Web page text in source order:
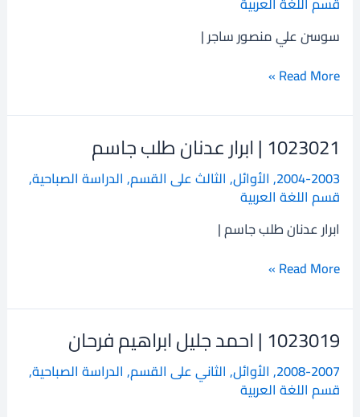
سوسن علي منصور ساجر |
علي
منصور
ساجر
Read More »
1023021 | ابرار عدنان طلب جاسم
2004-2003
, الأوائل, الثالث على القسم, الدراسة الصباحية,
قسم اللغة العربية
ابرار عدنان طلب جاسم |
1023021
ابرار
عدنان
طلب
جاسم
Read More »
1023019 | احمد جليل ابراهيم فرحان
2008-2007
, الأوائل, الثاني على القسم, الدراسة الصباحية,
قسم اللغة العربية
1023019
احمد
جليل